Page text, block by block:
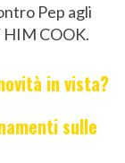
Pep agli
HIM COOK.
in vista?
sulle